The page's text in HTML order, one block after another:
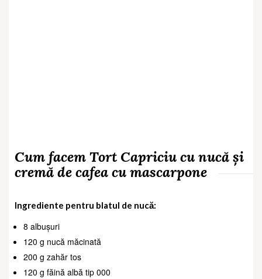
Cum facem Tort Capriciu cu nucă și
cremă de cafea cu mascarpone
Ingrediente pentru blatul de nucă:
8 albușuri
120 g nucă măcinată
200 g zahăr tos
120 g făină albă tip 000